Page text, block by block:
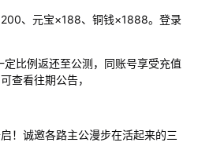
、元宝×188、铜钱×1888。登录
比例返还至公测，同账号享受充值
查看往期公告，
！诚邀各路主公漫步在活起来的三